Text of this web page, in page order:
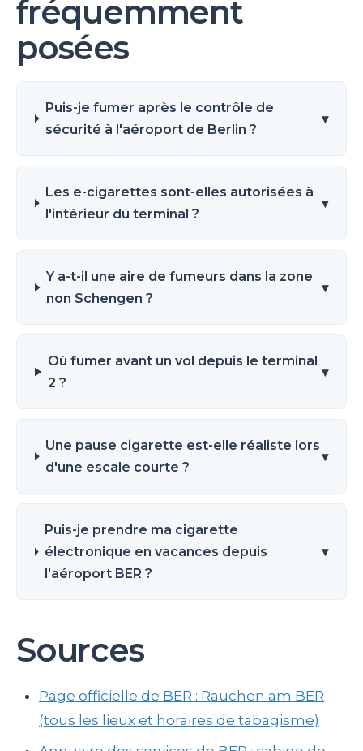
fréquemment
posées
Puis-je fumer après le contrôle de
sécurité à l'aéroport de Berlin ?
▾
Les e-cigarettes sont-elles autorisées à
l'intérieur du terminal ?
▾
Y a-t-il une aire de fumeurs dans la zone
non Schengen ?
▾
Où fumer avant un vol depuis le terminal
2 ?
▾
Une pause cigarette est-elle réaliste lors
d'une escale courte ?
▾
Puis-je prendre ma cigarette
électronique en vacances depuis
l'aéroport BER ?
▾
Sources
Page officielle de BER : Rauchen am BER
(tous les lieux et horaires de tabagisme)